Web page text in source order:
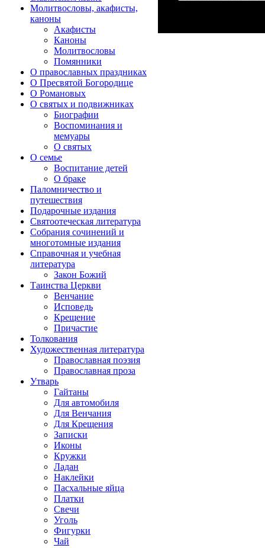
Молитвословы, акафисты,
каноны
Акафисты
Каноны
Молитвословы
Помянники
О православных праздниках
О Пресвятой Богородице
О Романовых
О святых и подвижниках
Биографии
Воспоминания и
мемуары
О святых
О семье
Воспитание детей
О браке
Паломничество и
путешествия
Подарочные издания
Святоотеческая литература
Собрания сочинений и
многотомные издания
Справочная и учебная
литература
Закон Божий
Таинства Церкви
Венчание
Исповедь
Крещение
Причастие
Толкования
Художественная литература
Православная поэзия
Православная проза
Утварь
Гайтаны
Для автомобиля
Для Венчания
Для Крещения
Записки
Иконы
Кружки
Ладан
Наклейки
Пасхальные яйца
Платки
Свечи
Уголь
Фигурки
Чай